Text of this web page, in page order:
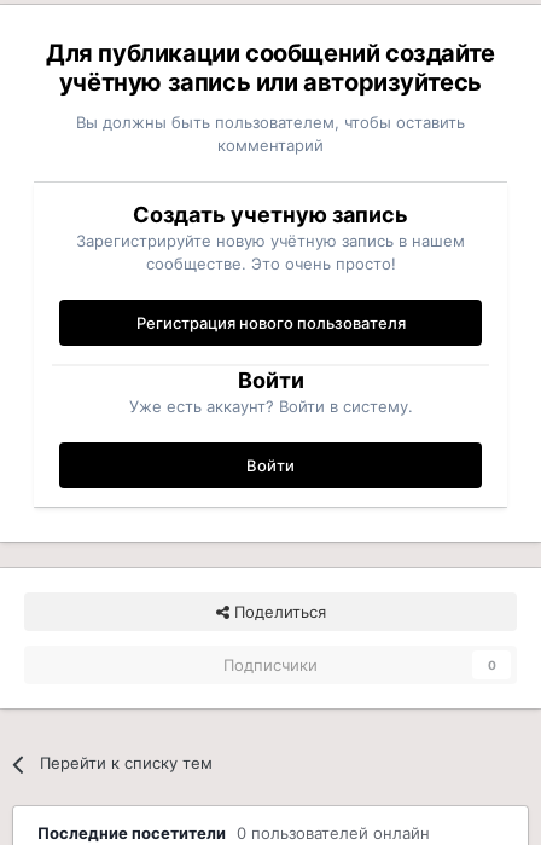
Для публикации сообщений создайте
учётную запись или авторизуйтесь
Вы должны быть пользователем, чтобы оставить
комментарий
Создать учетную запись
Зарегистрируйте новую учётную запись в нашем
сообществе. Это очень просто!
Регистрация нового пользователя
Войти
Уже есть аккаунт? Войти в систему.
Войти
Поделиться
Подписчики 0
Перейти к списку тем
Последние посетители 0 пользователей онлайн